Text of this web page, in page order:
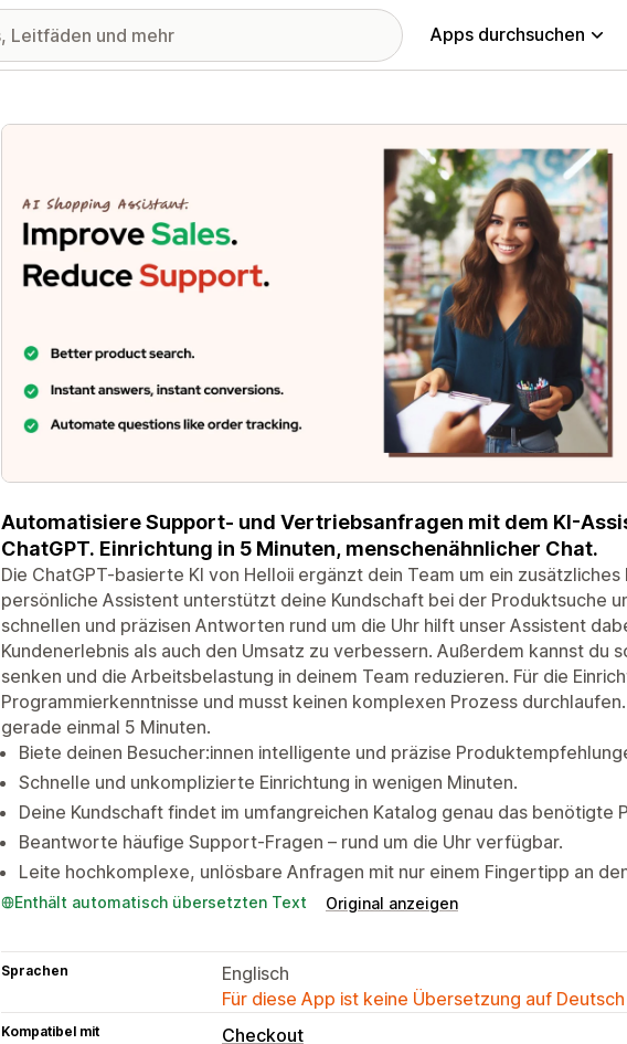
Apps durchsuchen
Vorgestellte Bildergalerie
Automatisiere Support- und Vertriebsanfragen mit dem KI-
ChatGPT. Einrichtung in 5 Minuten, menschenähnlicher Chat.
Die ChatGPT-basierte KI von Helloii ergänzt dein Team um ein
persönliche Assistent unterstützt deine Kundschaft bei der Produktsuche
schnellen und präzisen Antworten rund um die Uhr hilft unser Assistent
Kundenerlebnis als auch den Umsatz zu verbessern. Außerdem kannst du
senken und die Arbeitsbelastung in deinem Team reduzieren. Für die
Programmierkenntnisse und musst keinen komplexen Prozess
gerade einmal 5 Minuten.
Biete deinen Besucher:innen intelligente und präzise
Schnelle und unkomplizierte Einrichtung in wenigen Minuten.
Deine Kundschaft findet im umfangreichen Katalog genau das benötigte
Beantworte häufige Support-Fragen – rund um die Uhr verfügbar.
Leite hochkomplexe, unlösbare Anfragen mit nur einem Fingertipp an
Enthält automatisch übersetzten Text Original anzeigen
Sprachen
Englisch
Für diese App ist keine Übersetzung auf
Kompatibel mit Checkout